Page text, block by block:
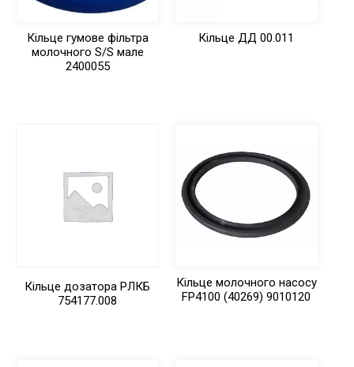
Кільце гумове фільтра
молочного S/S мале
2400055
Кільце ДД 00.011
Кільце дозатора РЛКБ
754177.008
Кільце молочного насосу
FP4100 (40269) 9010120